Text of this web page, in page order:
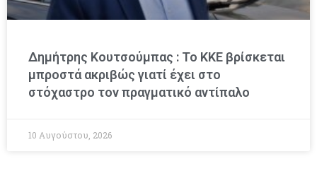
Δημήτρης Κουτσούμπας : Το ΚΚΕ βρίσκεται
μπροστά ακριβώς γιατί έχει στο
στόχαστρο τον πραγματικό αντίπαλο
10 Αυγούστου, 2026